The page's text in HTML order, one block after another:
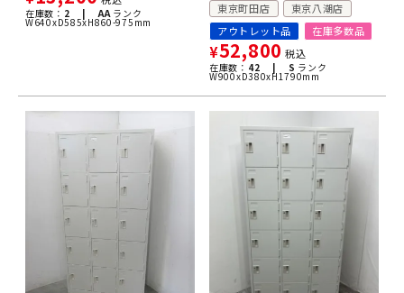
在庫数： 2 | AA ランク
W640xD585xH860-975mm
東京町田店
東京八潮店
アウトレット品
在庫多数品
¥52,800 税込
在庫数： 42 | S ランク
W900xD380xH1790mm